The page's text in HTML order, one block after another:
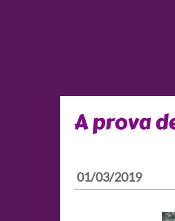
A prova
01/03/2019